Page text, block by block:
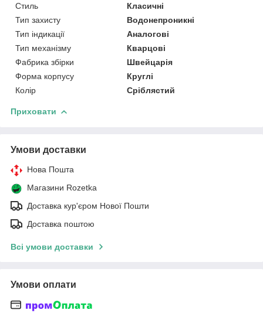
Стиль
Класичні
Тип захисту
Водонепроникні
Тип індикації
Аналогові
Тип механізму
Кварцові
Фабрика збірки
Швейцарія
Форма корпусу
Круглі
Колір
Сріблястий
Приховати
Умови доставки
Нова Пошта
Магазини Rozetka
Доставка кур'єром Нової Пошти
Доставка поштою
Всі умови доставки
Умови оплати